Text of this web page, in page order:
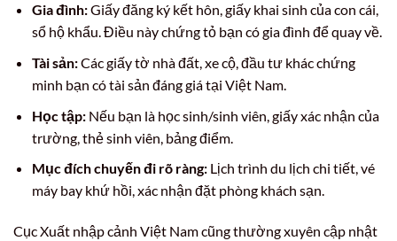
Gia đình:Giấy đăng ký kết hôn, giấy khai sinh của con cái,
sổ hộ khẩu. Điều này chứng tỏ bạn có gia đình để quay về.
Tài sản:Các giấy tờ nhà đất, xe cộ, đầu tư khác chứng
minh bạn có tài sản đáng giá tại Việt Nam.
Học tập:Nếu bạn là học sinh/sinh viên, giấy xác nhận của
trường, thẻ sinh viên, bảng điểm.
Mục đích chuyến đi rõ ràng:Lịch trình du lịch chi tiết, vé
máy bay khứ hồi, xác nhận đặt phòng khách sạn.
Cục Xuất nhập cảnh Việt Nam cũng thường xuyên cập nhật